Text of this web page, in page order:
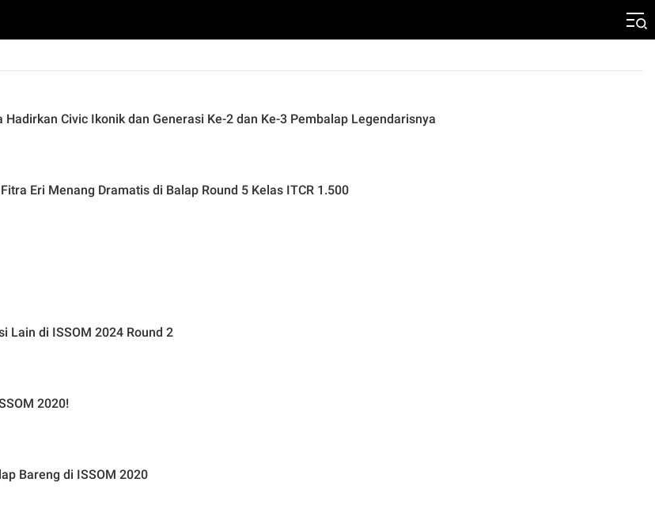
Civic Ikonik dan Generasi Ke-2 dan Ke-3 Pembalap Legendarisnya
Eri Menang Dramatis di Balap Round 5 Kelas ITCR 1.500
Lain di ISSOM 2024 Round 2
2020!
Bareng di ISSOM 2020